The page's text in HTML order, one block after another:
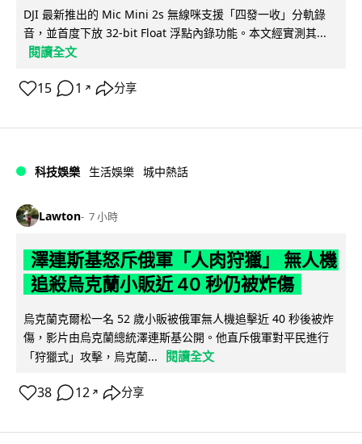
DJI 最新推出的 Mic Mini 2s 無線咪支援「四發一收」分軌錄
音，並首度下放 32-bit Float 浮點內錄功能。本文經實測其...
閱讀全文
15 1 ↗ 分享
科技娛樂 生活娛樂 城中熱話
Lawton 7 小時
澤連斯基怒斥俄軍「人肉狩獵」 無人機
追殺烏克蘭小販近 40 秒仍被炸傷
烏克蘭克爾松一名 52 歲小販被俄軍無人機追擊近 40 秒後被炸
傷，影片由烏克蘭總統澤連斯基公開。他直斥俄軍對平民進行
「狩獵式」攻擊，烏克蘭...
閱讀全文
38 12 ↗ 分享